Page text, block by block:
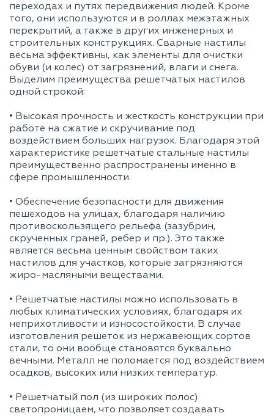
переходах и путях передвижения людей. Кроме
того, они используются и в роллах межэтажных
перекрытий, а также в других инженерных и
строительных конструкциях. Сварные настилы
весьма эффективны, как элементы для очистки
обуви (и колес) от загрязнений, влаги и снега.
Выделим преимущества решетчатых настилов
одной строкой:
• Высокая прочность и жесткость конструкции при
работе на сжатие и скручивание под
воздействием больших нагрузок. Благодаря этой
характеристике решетчатые стальные настилы
преимущественно распространены именно в
сфере промышленности.
• Обеспечение безопасности для движения
пешеходов на улицах, благодаря наличию
противоскользящего рельефа (зазубрин,
скрученных граней, ребер и пр.). Это также
является весьма ценным свойством таких
настилов для участков, которые загрязняются
жиро-масляными веществами.
• Решетчатые настилы можно использовать в
любых климатических условиях, благодаря их
неприхотливости и износостойкости. В случае
изготовления решеток из нержавеющих сортов
стали, то они вообще становятся буквально
вечными. Металл не поломается под воздействием
осадков, высоких или низких температур.
• Решетчатый пол (из широких полос)
светопроницаем, что позволяет создавать